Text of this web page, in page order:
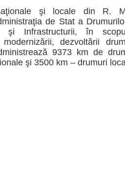
şi locale din R.
de Stat a
şi Infrastructurii, în
dezvoltării
9373 km de
şi 3500 km – drumuri